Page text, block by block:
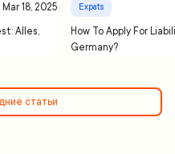
Mar 18, 2025
Alles,
Expats
How To Apply For
Germany?
статьи